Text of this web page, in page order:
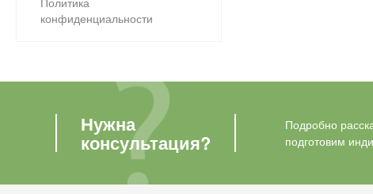
конфиденциальности
Нужна
консультация?
Подробно
подготовим